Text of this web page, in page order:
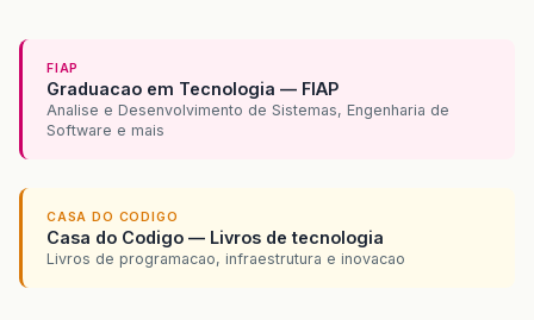
FIAP
Graduacao em Tecnologia — FIAP
Analise e Desenvolvimento de Sistemas, Engenharia de
Software e mais
CASA DO CODIGO
Casa do Codigo — Livros de tecnologia
Livros de programacao, infraestrutura e inovacao